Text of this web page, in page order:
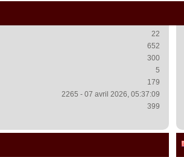
22
652
300
5
179
2265 - 07 avril 2026, 05:37:09
399